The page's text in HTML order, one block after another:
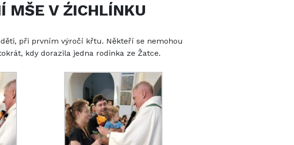
MŠE V ŹICHLÍNKU
při prvním výročí křtu. Někteří se nemohou
kdy dorazila jedna rodinka ze Žatce.